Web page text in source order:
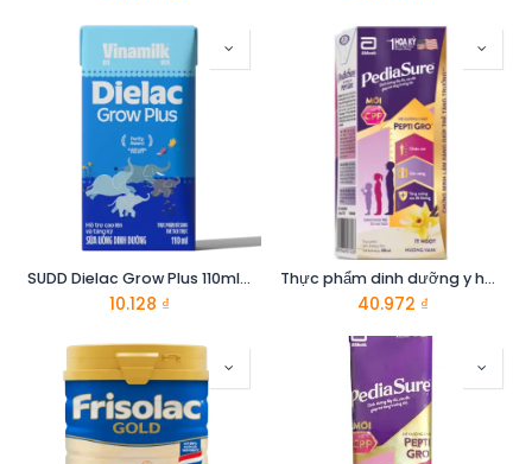
SUDD Dielac Grow Plus 110ml -KM
10.128 ₫
Thực phẩm dinh dưỡng y hoc cho trẻ 1-10 tuổi : Pediasure hương vani 180ml
40.972 ₫